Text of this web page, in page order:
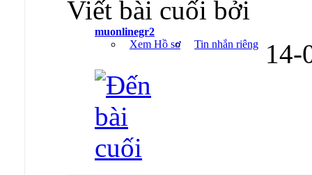
Viết bài cuối bởi
muonlinegr2
Xem Hồ sơ
Tin nhắn riêng